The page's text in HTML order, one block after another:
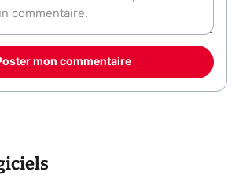
mon commentaire